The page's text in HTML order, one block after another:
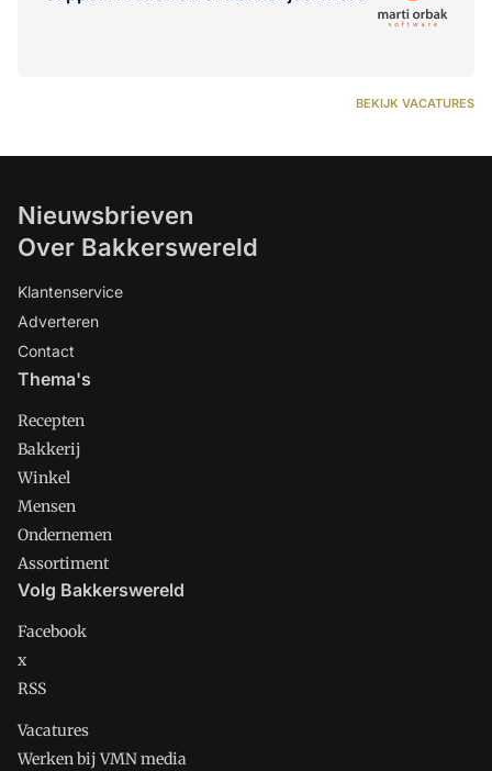
BEKIJK VACATURES
Nieuwsbrieven
Over Bakkerswereld
Klantenservice
Adverteren
Contact
Thema's
Recepten
Bakkerij
Winkel
Mensen
Ondernemen
Assortiment
Volg Bakkerswereld
Facebook
x
RSS
Vacatures
Werken bij VMN media